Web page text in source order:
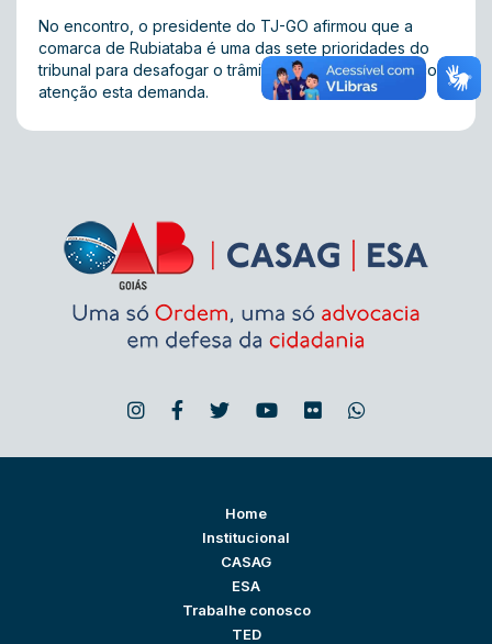
No encontro, o presidente do TJ-GO afirmou que a
comarca de Rubiataba é uma das sete prioridades do
tribunal para desafogar o trâmite forense e irá olhar com
atenção esta demanda.
Home
Institucional
CASAG
ESA
Trabalhe conosco
TED